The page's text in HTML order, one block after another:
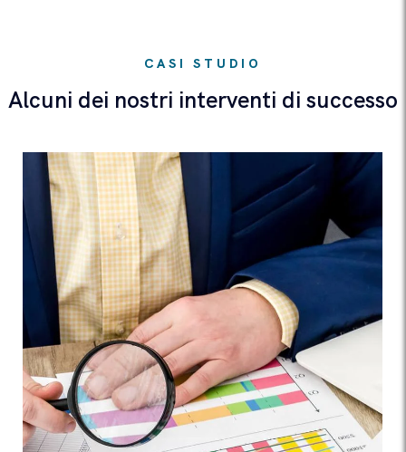
CASI STUDIO
Alcuni dei nostri interventi di successo